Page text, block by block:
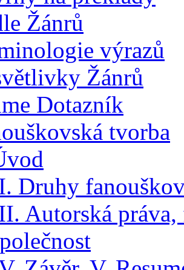
Žánrů
výrazů
Žánrů
Dotazník
tvorba
Druhy
Autorská práva,